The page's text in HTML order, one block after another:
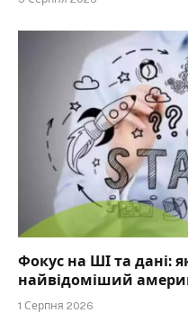
Фокус на ШІ та дані:
найвідоміший
1 Серпня 2026